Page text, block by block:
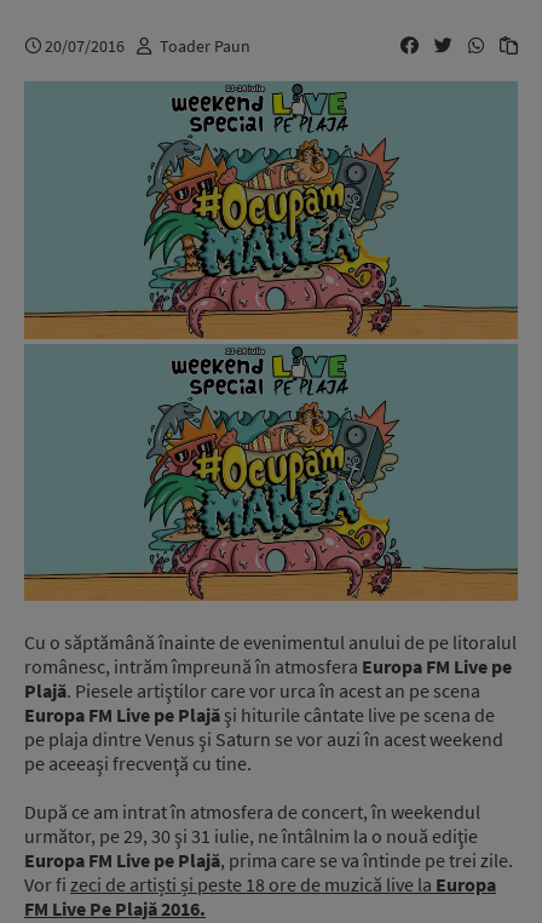
20/07/2016 Toader Paun
Cu o săptămână înainte de evenimentul anului de pe litoralul
românesc, intrăm împreună în atmosfera Europa FM Live pe
Plajă. Piesele artiştilor care vor urca în acest an pe scena
Europa FM Live pe Plajă şi hiturile cântate live pe scena de
pe plaja dintre Venus şi Saturn se vor auzi în acest weekend
pe aceeaşi frecvenţă cu tine.
După ce am intrat în atmosfera de concert, în weekendul
următor, pe 29, 30 şi 31 iulie, ne întâlnim la o nouă ediţie
Europa FM Live pe Plajă, prima care se va întinde pe trei zile.
Vor fi zeci de artiști și peste 18 ore de muzică live la Europa
FM Live Pe Plajă 2016.